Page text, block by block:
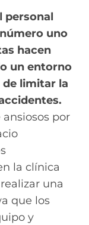
personal
uno
hacen
un entorno
limitar la
por
la clínica
una
que los
y